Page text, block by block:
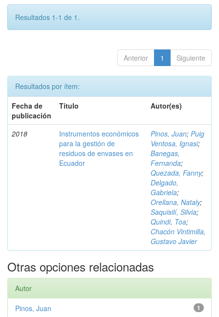
Resultados 1-1 de 1.
Anterior 1 Siguiente
Resultados por ítem:
Fecha de
publicación
Título Autor(es)
2018
Instrumentos económicos
para la gestión de
residuos de envases en
Ecuador
Pinos, Juan; Puig
Ventosa, Ignasi;
Banegas,
Fernanda;
Quezada, Fanny;
Delgado,
Gabriela;
Orellana, Nataly;
Saquisilí, Silvia;
Quindi, Toa;
Chacón Vintimilla,
Gustavo Javier
Otras opciones relacionadas
Autor
1
Pinos, Juan